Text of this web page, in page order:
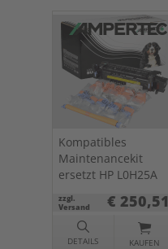
Kompatibles
Maintenancekit
ersetzt HP L0H25A
zzgl.
Versand
€ 250,51
DETAILS KAUFEN